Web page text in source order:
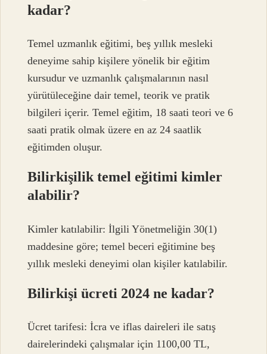
kadar?
Temel uzmanlık eğitimi, beş yıllık mesleki
deneyime sahip kişilere yönelik bir eğitim
kursudur ve uzmanlık çalışmalarının nasıl
yürütüleceğine dair temel, teorik ve pratik
bilgileri içerir. Temel eğitim, 18 saati teori ve 6
saati pratik olmak üzere en az 24 saatlik
eğitimden oluşur.
Bilirkişilik temel eğitimi kimler
alabilir?
Kimler katılabilir: İlgili Yönetmeliğin 30(1)
maddesine göre; temel beceri eğitimine beş
yıllık mesleki deneyimi olan kişiler katılabilir.
Bilirkişi ücreti 2024 ne kadar?
Ücret tarifesi: İcra ve iflas daireleri ile satış
dairelerindeki çalışmalar için 1100,00 TL,